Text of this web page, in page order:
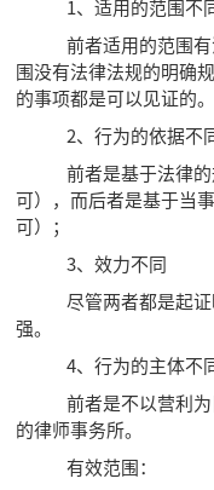
1、适用的范围不
前者适用的范围有
围没有法律法规的明确
的事项都是可以见证的。
2、行为的依据不
前者是基于法律的
可），而后者是基于当
可）；
3、效力不同
尽管两者都是起证
强。
4、行为的主体不
前者是不以营利为
的律师事务所。
有效范围：